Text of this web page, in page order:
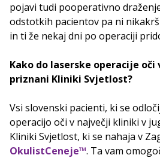
pojavi tudi pooperativno
odstotkih pacientov pa ni
in ti že nekaj dni po operaciji
Kako do laserske operacije oči
priznani Kliniki Svjetlost?
Vsi slovenski pacienti, ki se
operacijo oči v največji kliniki v
Kliniki Svjetlost, ki se nahaja v
OkulistCeneje™. Ta vam